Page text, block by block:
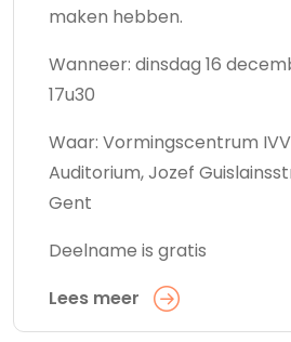
maken hebben.
Wanneer: dinsdag 16
17u30
Waar: Vormingscentrum
Auditorium, Jozef
Gent
Deelname is gratis
Lees meer